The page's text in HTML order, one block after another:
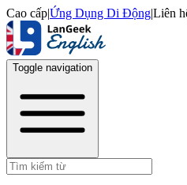
Cao cấp|Ứng Dụng Di Động|Liên
Toggle navigation